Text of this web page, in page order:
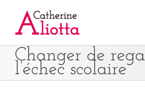
contenu
Changer de
l’échec scolaire